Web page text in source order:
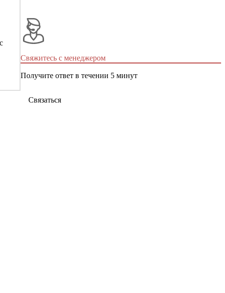
Свяжитесь с менеджером
Получите ответ в течении 5 минут
Связаться